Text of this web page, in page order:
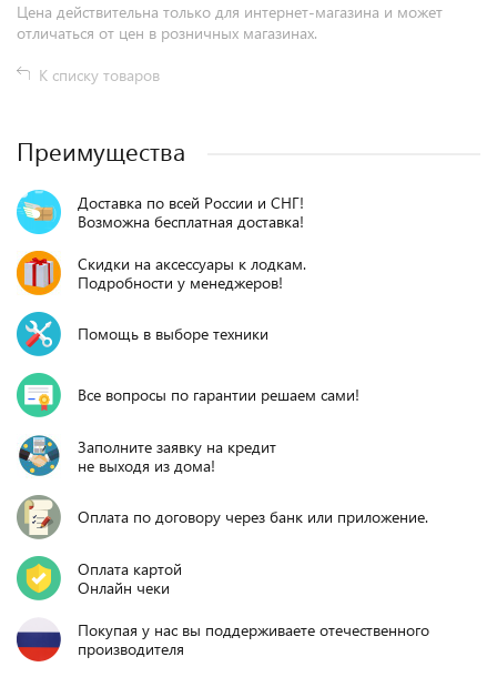
Цена действительна только для интернет-магазина и может
отличаться от цен в розничных магазинах.
К списку товаров
Преимущества
Доставка по всей России и СНГ!
Возможна бесплатная доставка!
Скидки на аксессуары к лодкам.
Подробности у менеджеров!
Помощь в выборе техники
Все вопросы по гарантии решаем сами!
Заполните заявку на кредит
не выходя из дома!
Оплата по договору через банк или приложение.
Оплата картой
Онлайн чеки
Покупая у нас вы поддерживаете отечественного
производителя